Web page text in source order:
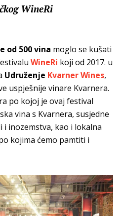
WineRi
od 500 vina moglo se kušati
WineRi koji od 2017. u
Udruženje Kvarner Wines,
uspješnije vinare Kvarnera.
po kojoj je ovaj festival
vina s Kvarnera, susjedne
i inozemstva, kao i lokalna
kojima ćemo pamtiti i